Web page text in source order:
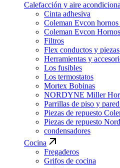
Calefacción y aire
Cinta adhesiva
Coleman Evcon hornos
Coleman Evcon
Filtros
Flex conductos y
Herramientas y
Los fusibles
Los termostatos
Mortex Bobinas
NORDYNE Miller
Parrillas de piso y
Piezas de repuesto
Piezas de repuesto
condensadores
Cocina
Fregaderos
Grifos de cocina